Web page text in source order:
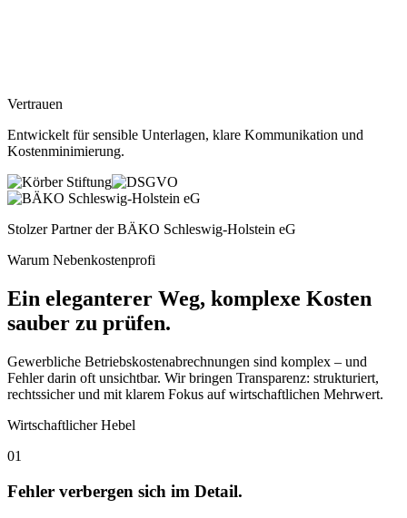
Vertrauen
Entwickelt für sensible Unterlagen, klare Kommunikation und
Kostenminimierung.
Stolzer Partner der BÄKO Schleswig-Holstein eG
Warum Nebenkostenprofi
Ein eleganterer Weg, komplexe Kosten
sauber zu prüfen.
Gewerbliche Betriebskostenabrechnungen sind komplex – und
Fehler darin oft unsichtbar. Wir bringen Transparenz: strukturiert,
rechtssicher und mit klarem Fokus auf wirtschaftlichen Mehrwert.
Wirtschaftlicher Hebel
01
Fehler verbergen sich im Detail.